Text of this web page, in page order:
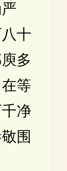
十
多
等
净
围